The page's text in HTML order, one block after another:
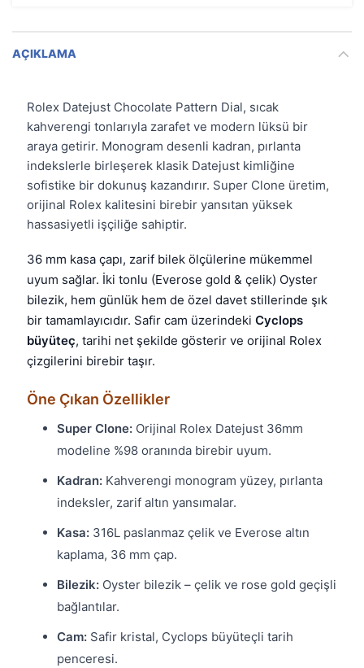
AÇIKLAMA
Rolex Datejust Chocolate Pattern Dial, sıcak
kahverengi tonlarıyla zarafet ve modern lüksü bir
araya getirir. Monogram desenli kadran, pırlanta
indekslerle birleşerek klasik Datejust kimliğine
sofistike bir dokunuş kazandırır. Super Clone üretim,
orijinal Rolex kalitesini birebir yansıtan yüksek
hassasiyetli işçiliğe sahiptir.
36 mm kasa çapı, zarif bilek ölçülerine mükemmel
uyum sağlar. İki tonlu (Everose gold & çelik) Oyster
bilezik, hem günlük hem de özel davet stillerinde şık
bir tamamlayıcıdır. Safir cam üzerindeki Cyclops
büyüteç, tarihi net şekilde gösterir ve orijinal Rolex
çizgilerini birebir taşır.
Öne Çıkan Özellikler
Super Clone: Orijinal Rolex Datejust 36mm
modeline %98 oranında birebir uyum.
Kadran: Kahverengi monogram yüzey, pırlanta
indeksler, zarif altın yansımalar.
Kasa: 316L paslanmaz çelik ve Everose altın
kaplama, 36 mm çap.
Bilezik: Oyster bilezik – çelik ve rose gold geçişli
bağlantılar.
Cam: Safir kristal, Cyclops büyüteçli tarih
penceresi.